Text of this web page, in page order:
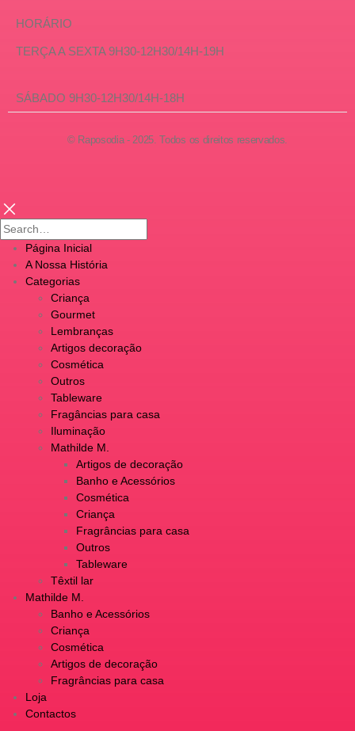
HORÁRIO
TERÇA A SEXTA 9H30-12H30/14H-19H
SÁBADO 9H30-12H30/14H-18H
© Raposodia - 2025. Todos os direitos reservados.
Página Inicial
A Nossa História
Categorias
Criança
Gourmet
Lembranças
Artigos decoração
Cosmética
Outros
Tableware
Fragâncias para casa
Iluminação
Mathilde M.
Artigos de decoração
Banho e Acessórios
Cosmética
Criança
Fragrâncias para casa
Outros
Tableware
Têxtil lar
Mathilde M.
Banho e Acessórios
Criança
Cosmética
Artigos de decoração
Fragrâncias para casa
Loja
Contactos